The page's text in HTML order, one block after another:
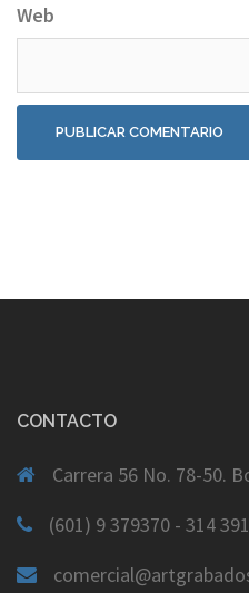
Web
CONTACTO
Carrera 56 No. 78-50.
(601) 9 379370 - 314